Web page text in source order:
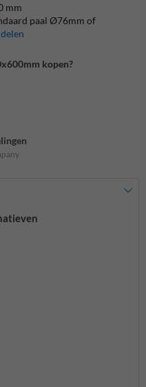
mm
paal Ø76mm of
kopen?